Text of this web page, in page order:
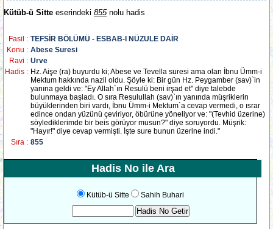
Kütüb-ü Sitte eserindeki 855nolu hadis
Fasil : TEFSİR BÖLÜMÜ - ESBAB-I NÜZULE DAİR
Konu : Abese Suresi
Ravi : Urve
Hadis : Hz. Aişe (ra) buyurdu ki; Abese ve Tevella suresi ama olan İbnu Ümm-i
Mektum hakkında nazil oldu. Şöyle ki: Bir gün Hz. Peygamber (sav)`in
yanına geldi ve: "Ey Allah`ın Resulü beni irşad et" diye talebde
bulunmaya başladı. O sıra Resulullah (sav)`ın yanında müşriklerin
büyüklerinden biri vardı, İbnu Ümm-i Mektum`a cevap vermedi, o ısrar
edince ondan yüzünü çeviriyor, öbürüne yöneliyor ve: "(Tevhid üzerine)
söylediklerimde bir beis görüyor musun?" diye soruyordu. Müşrik:
"Hayır!" diye cevap vermişti. İşte sure bunun üzerine indi."
Sıra : 855
Hadis No ile Ara
Kütüb-ü Sitte Sahih Buhari